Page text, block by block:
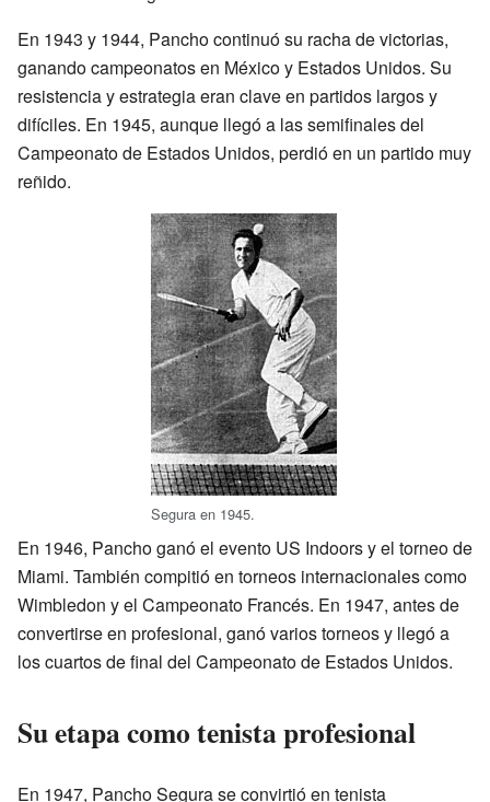
En 1943 y 1944, Pancho continuó su racha de victorias,
ganando campeonatos en México y Estados Unidos. Su
resistencia y estrategia eran clave en partidos largos y
difíciles. En 1945, aunque llegó a las semifinales del
Campeonato de Estados Unidos, perdió en un partido muy
reñido.
Segura en 1945.
En 1946, Pancho ganó el evento US Indoors y el torneo de
Miami. También compitió en torneos internacionales como
Wimbledon y el Campeonato Francés. En 1947, antes de
convertirse en profesional, ganó varios torneos y llegó a
los cuartos de final del Campeonato de Estados Unidos.
Su etapa como tenista profesional
En 1947, Pancho Segura se convirtió en tenista